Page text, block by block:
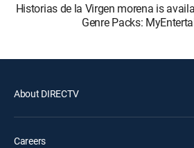
Historias de la Virgen morena is
Genre Packs:
About DIRECTV
Careers